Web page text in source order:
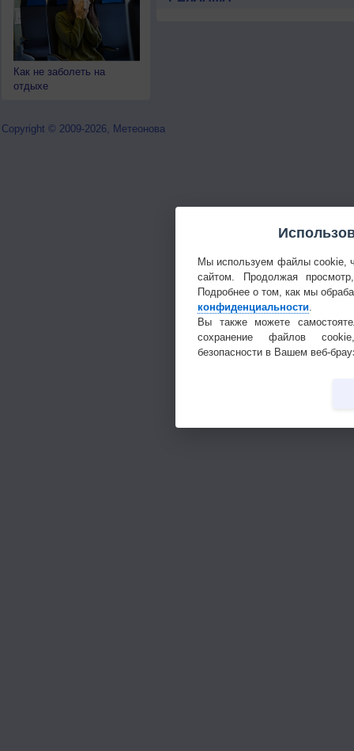
Как не заболеть на
отдыхе
Copyright © 2009-2026, Метеонова
Мы используем файлы cookie,
сайтом. Продолжая
Подробнее о том, как мы
конфиденциальности.
Вы также можете
сохранение файлов
безопасности в Вашем веб-